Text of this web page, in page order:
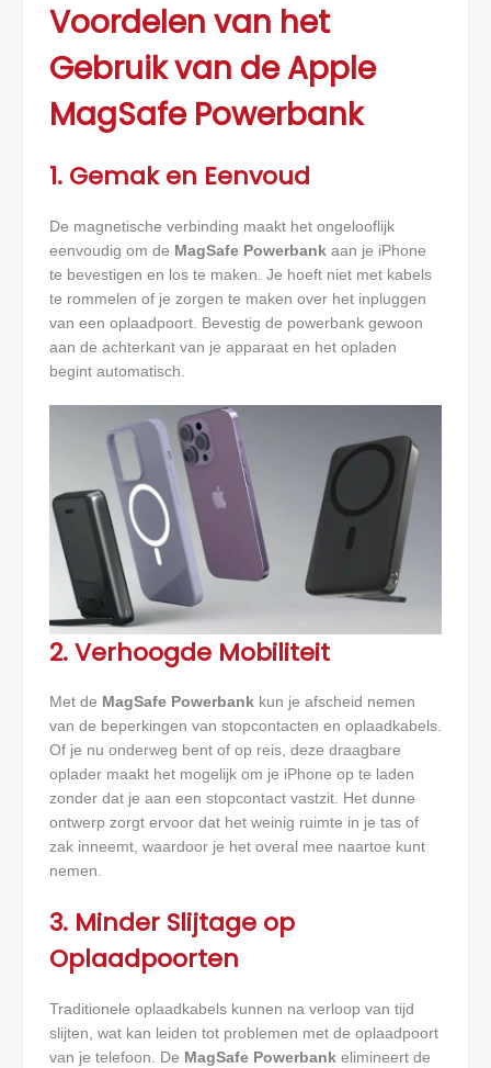
Voordelen van het
Gebruik van de Apple
MagSafe Powerbank
1. Gemak en Eenvoud
De magnetische verbinding maakt het ongelooflijk
eenvoudig om de MagSafe Powerbank aan je iPhone
te bevestigen en los te maken. Je hoeft niet met kabels
te rommelen of je zorgen te maken over het inpluggen
van een oplaadpoort. Bevestig de powerbank gewoon
aan de achterkant van je apparaat en het opladen
begint automatisch.
2. Verhoogde Mobiliteit
Met de MagSafe Powerbank kun je afscheid nemen
van de beperkingen van stopcontacten en oplaadkabels.
Of je nu onderweg bent of op reis, deze draagbare
oplader maakt het mogelijk om je iPhone op te laden
zonder dat je aan een stopcontact vastzit. Het dunne
ontwerp zorgt ervoor dat het weinig ruimte in je tas of
zak inneemt, waardoor je het overal mee naartoe kunt
nemen.
3. Minder Slijtage op
Oplaadpoorten
Traditionele oplaadkabels kunnen na verloop van tijd
slijten, wat kan leiden tot problemen met de oplaadpoort
van je telefoon. De MagSafe Powerbank elimineert de